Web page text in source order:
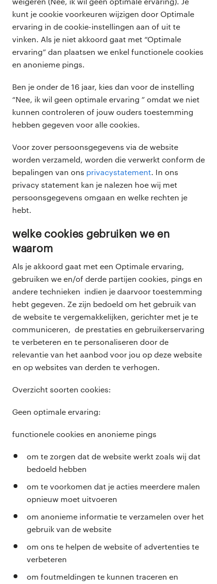
kunt je cookie voorkeuren wijzigen door Optimale
ervaring in de cookie-instellingen aan of uit te
vinken. Als je niet akkoord gaat met “Optimale
ervaring” dan plaatsen we enkel functionele cookies
en anonieme pings.
Ben je onder de 16 jaar, kies dan voor de instelling
“Nee, ik wil geen optimale ervaring ” omdat we niet
kunnen controleren of jouw ouders toestemming
hebben gegeven voor alle cookies.
Voor zover persoonsgegevens via de website
worden verzameld, worden die verwerkt conform de
bepalingen van ons privacystatement. In ons
privacy statement kan je nalezen hoe wij met
persoonsgegevens omgaan en welke rechten je
hebt.
welke cookies gebruiken we en
waarom
Als je akkoord gaat met een Optimale ervaring,
gebruiken we en/of derde partijen cookies, pings en
andere technieken indien je daarvoor toestemming
hebt gegeven. Ze zijn bedoeld om het gebruik van
de website te vergemakkelijken, gerichter met je te
communiceren, de prestaties en gebruikerservaring
te verbeteren en te personaliseren door de
relevantie van het aanbod voor jou op deze website
en op websites van derden te verhogen.
Overzicht soorten cookies:
Geen optimale ervaring:
functionele cookies en anonieme pings
om te zorgen dat de website werkt zoals wij dat
bedoeld hebben
om te voorkomen dat je acties meerdere malen
opnieuw moet uitvoeren
om anonieme informatie te verzamelen over het
gebruik van de website
om ons te helpen de website of advertenties te
verbeteren
om foutmeldingen te kunnen traceren en